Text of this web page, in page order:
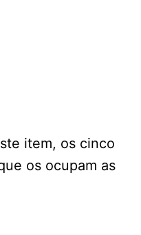
item, os cinco
os ocupam as